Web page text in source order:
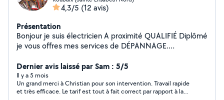
4,3/5 (12 avis)
Présentation
Bonjour je suis électricien A proximité QUALIFIÉ Diplômé
je vous offres mes services de DÉPANNAGE.
RECHARGE PANNE ÉLECTRIQUE ect.. plus d'info
O783818311
Dernier avis laissé par Sam : 5/5
Il y a 5 mois
Un grand merci à Christian pour son intervention. Travail rapide
et très efficace. Le tarif est tout à fait correct par rapport à la